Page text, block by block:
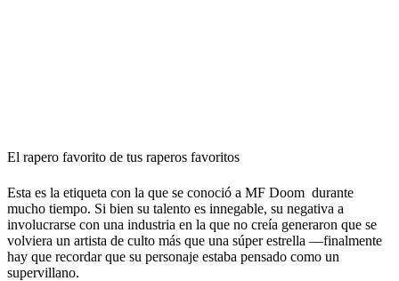
El rapero favorito de tus raperos favoritos
Esta es la etiqueta con la que se conoció a MF Doom durante
mucho tiempo. Si bien su talento es innegable, su negativa a
involucrarse con una industria en la que no creía generaron que se
volviera un artista de culto más que una súper estrella —finalmente
hay que recordar que su personaje estaba pensado como un
supervillano.